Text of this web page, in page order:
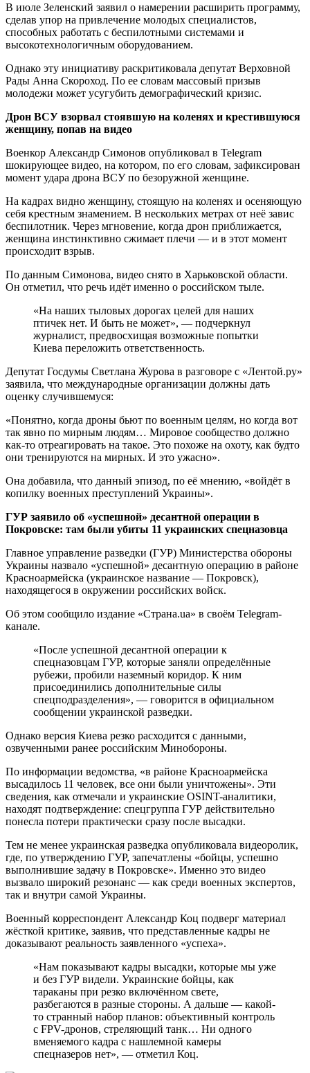
В июле Зеленский заявил о намерении расширить программу,
сделав упор на привлечение молодых специалистов,
способных работать с беспилотными системами и
высокотехнологичным оборудованием.
Однако эту инициативу раскритиковала депутат Верховной
Рады Анна Скороход. По ее словам массовый призыв
молодежи может усугубить демографический кризис.
Дрон ВСУ взорвал стоявшую на коленях и крестившуюся
женщину, попав на видео
Военкор Александр Симонов опубликовал в Telegram
шокирующее видео, на котором, по его словам, зафиксирован
момент удара дрона ВСУ по безоружной женщине.
На кадрах видно женщину, стоящую на коленях и осеняющую
себя крестным знамением. В нескольких метрах от неё завис
беспилотник. Через мгновение, когда дрон приближается,
женщина инстинктивно сжимает плечи — и в этот момент
происходит взрыв.
По данным Симонова, видео снято в Харьковской области.
Он отметил, что речь идёт именно о российском тыле.
«На наших тыловых дорогах целей для наших
птичек нет. И быть не может», — подчеркнул
журналист, предвосхищая возможные попытки
Киева переложить ответственность.
Депутат Госдумы Светлана Журова в разговоре с «Лентой.ру»
заявила, что международные организации должны дать
оценку случившемуся:
«Понятно, когда дроны бьют по военным целям, но когда вот
так явно по мирным людям… Мировое сообщество должно
как-то отреагировать на такое. Это похоже на охоту, как будто
они тренируются на мирных. И это ужасно».
Она добавила, что данный эпизод, по её мнению, «войдёт в
копилку военных преступлений Украины».
ГУР заявило об «успешной» десантной операции в
Покровске: там были убиты 11 украинских спецназовца
Главное управление разведки (ГУР) Министерства обороны
Украины назвало «успешной» десантную операцию в районе
Красноармейска (украинское название — Покровск),
находящегося в окружении российских войск.
Об этом сообщило издание «Страна.ua» в своём Telegram-
канале.
«После успешной десантной операции к
спецназовцам ГУР, которые заняли определённые
рубежи, пробили наземный коридор. К ним
присоединились дополнительные силы
спецподразделения», — говорится в официальном
сообщении украинской разведки.
Однако версия Киева резко расходится с данными,
озвученными ранее российским Минобороны.
По информации ведомства, «в районе Красноармейска
высадилось 11 человек, все они были уничтожены». Эти
сведения, как отмечали и украинские OSINT-аналитики,
находят подтверждение: спецгруппа ГУР действительно
понесла потери практически сразу после высадки.
Тем не менее украинская разведка опубликовала видеоролик,
где, по утверждению ГУР, запечатлены «бойцы, успешно
выполнившие задачу в Покровске». Именно это видео
вызвало широкий резонанс — как среди военных экспертов,
так и внутри самой Украины.
Военный корреспондент Александр Коц подверг материал
жёсткой критике, заявив, что представленные кадры не
доказывают реальность заявленного «успеха».
«Нам показывают кадры высадки, которые мы уже
и без ГУР видели. Украинские бойцы, как
тараканы при резко включённом свете,
разбегаются в разные стороны. А дальше — какой-
то странный набор планов: объективный контроль
с FPV-дронов, стреляющий танк… Ни одного
вменяемого кадра с нашлемной камеры
спецназеров нет», — отметил Коц.